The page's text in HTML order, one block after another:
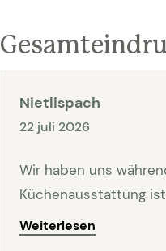
Nietlispach
22 juli 2026
Wir haben uns
Küchenausstattung
Das Haus ist sehr ruhig
Weiterlesen